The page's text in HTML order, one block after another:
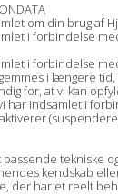
om din brug af
i forbindelse
i forbindelse
i længere
for, at vi kan
har indsamlet i
passende tekniske
kendskab
der har et reelt